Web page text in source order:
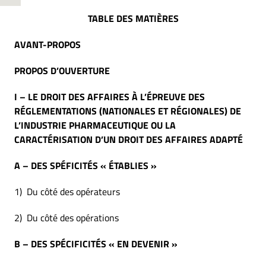
TABLE DES MATIÈRES
AVANT-PROPOS
PROPOS D’OUVERTURE
I – LE DROIT DES AFFAIRES À L’ÉPREUVE DES
RÉGLEMENTATIONS (NATIONALES ET RÉGIONALES) DE
L’INDUSTRIE PHARMACEUTIQUE OU LA
CARACTÉRISATION D’UN DROIT DES AFFAIRES ADAPTÉ
A – DES SPÉFICITÉS « ÉTABLIES »
1) Du côté des opérateurs
2) Du côté des opérations
B – DES SPÉCIFICITÉS « EN DEVENIR »